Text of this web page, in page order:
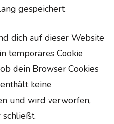
gespeichert.
dich auf dieser Website
temporäres Cookie
dein Browser Cookies
keine
und wird verworfen,